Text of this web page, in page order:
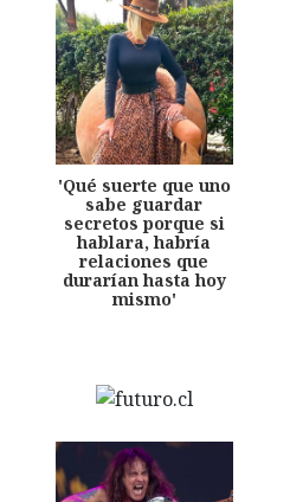
'Qué suerte que uno
sabe guardar
secretos porque si
hablara, habría
relaciones que
durarían hasta hoy
mismo'